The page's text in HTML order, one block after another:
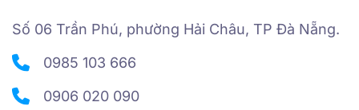
Số 06 Trần Phú, phường Hải Châu, TP Đà Nẵng.
0985 103 666
0906 020 090